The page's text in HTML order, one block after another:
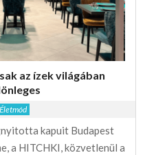
az ízek világában
Életmód
kapuit Budapest
a HITCHKI, közvetlenül a